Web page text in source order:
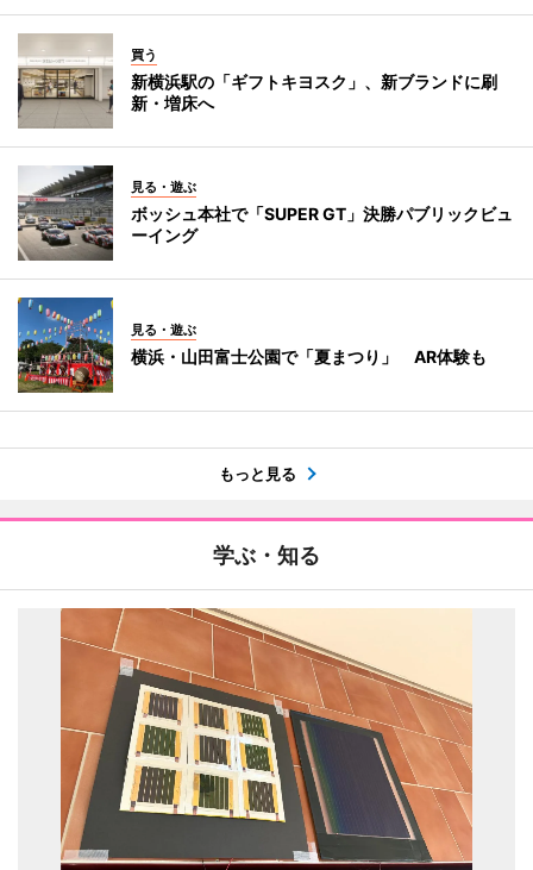
買う
新横浜駅の「ギフトキヨスク」、新ブランドに刷
新・増床へ
見る・遊ぶ
ボッシュ本社で「SUPER GT」決勝パブリックビュ
ーイング
見る・遊ぶ
横浜・山田富士公園で「夏まつり」 AR体験も
もっと見る
学ぶ・知る